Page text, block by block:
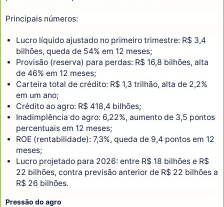
Principais números:
Lucro líquido ajustado no primeiro trimestre: R$ 3,4
bilhões, queda de 54% em 12 meses;
Provisão (reserva) para perdas: R$ 16,8 bilhões, alta
de 46% em 12 meses;
Carteira total de crédito: R$ 1,3 trilhão, alta de 2,2%
em um ano;
Crédito ao agro: R$ 418,4 bilhões;
Inadimplência do agro: 6,22%, aumento de 3,5 pontos
percentuais em 12 meses;
ROE (rentabilidade): 7,3%, queda de 9,4 pontos em 12
meses;
Lucro projetado para 2026: entre R$ 18 bilhões e R$
22 bilhões, contra previsão anterior de R$ 22 bilhões a
R$ 26 bilhões.
Pressão do agro